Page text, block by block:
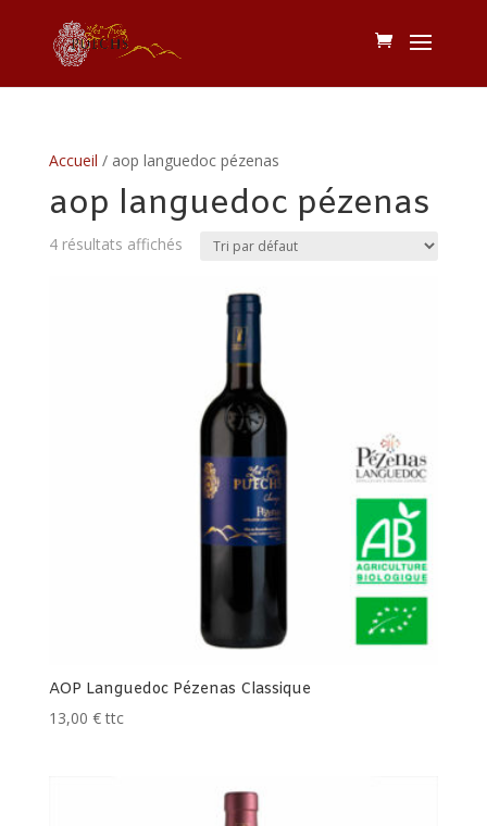
Accueil / aop languedoc pézenas
aop languedoc pézenas
4 résultats affichés
AOP Languedoc Pézenas Classique
13,00 € ttc